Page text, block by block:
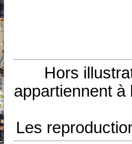
Hors
appartiennent
Les